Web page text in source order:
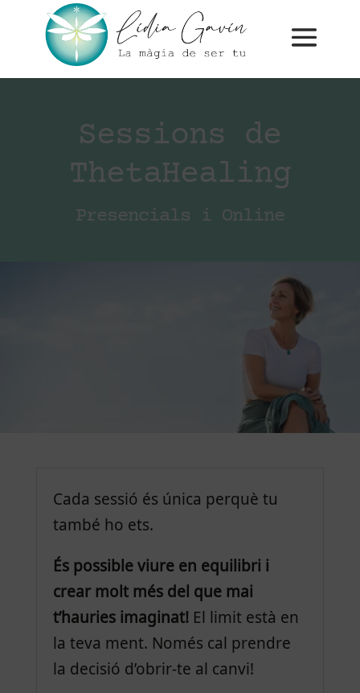
Sessions de
ThetaHealing
Presencials i Online
Cada sessió és única perquè tu
també ho ets.
És possible viure en equilibri i
crear molt més del que mai
t’hauries imaginat!El limit està en
la teva ment. Només cal prendre
la decisió d’obrir-te al canvi!